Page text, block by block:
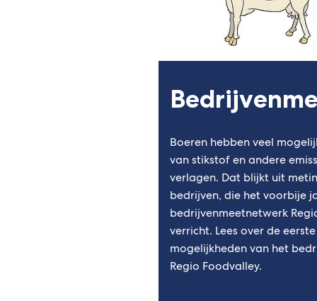
Boeren hebben veel
van stikstof en andere
verlagen. Dat blijkt uit
bedrijven, die het voorbije
bedrijvenmeetnetwerk
verricht. Lees over de
mogelijkheden van het
Regio Foodvalley.